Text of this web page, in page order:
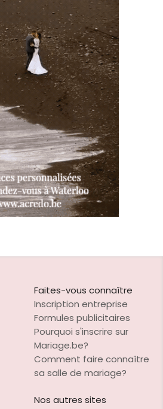
Faites-vous connaître
Inscription entreprise
Formules publicitaires
Pourquoi s'inscrire sur
Mariage.be?
Comment faire connaître
sa salle de mariage?
Nos autres sites